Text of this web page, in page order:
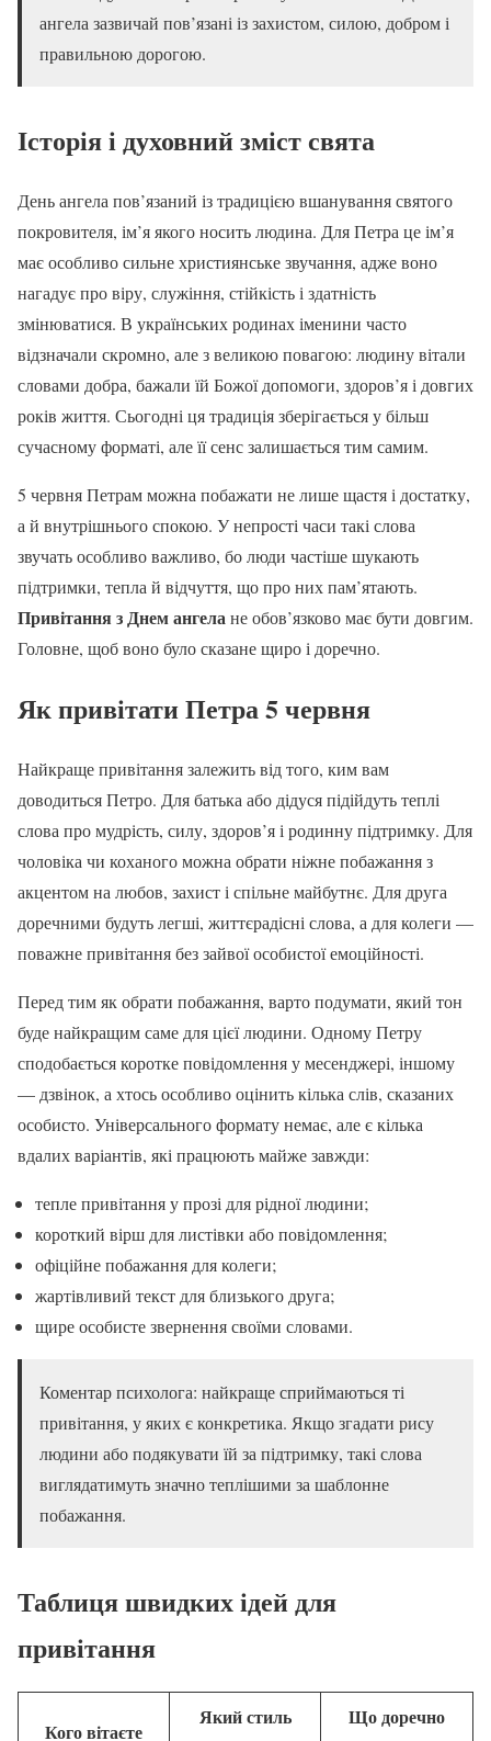
ангела зазвичай пов’язані із захистом, силою, добром і
правильною дорогою.
Історія і духовний зміст свята
День ангела пов’язаний із традицією вшанування святого
покровителя, ім’я якого носить людина. Для Петра це ім’я
має особливо сильне християнське звучання, адже воно
нагадує про віру, служіння, стійкість і здатність
змінюватися. В українських родинах іменини часто
відзначали скромно, але з великою повагою: людину вітали
словами добра, бажали їй Божої допомоги, здоров’я і довгих
років життя. Сьогодні ця традиція зберігається у більш
сучасному форматі, але її сенс залишається тим самим.
5 червня Петрам можна побажати не лише щастя і достатку,
а й внутрішнього спокою. У непрості часи такі слова
звучать особливо важливо, бо люди частіше шукають
підтримки, тепла й відчуття, що про них пам’ятають.
Привітання з Днем ангелане обов’язково має бути довгим.
Головне, щоб воно було сказане щиро і доречно.
Як привітати Петра 5 червня
Найкраще привітання залежить від того, ким вам
доводиться Петро. Для батька або дідуся підійдуть теплі
слова про мудрість, силу, здоров’я і родинну підтримку. Для
чоловіка чи коханого можна обрати ніжне побажання з
акцентом на любов, захист і спільне майбутнє. Для друга
доречними будуть легші, життєрадісні слова, а для колеги —
поважне привітання без зайвої особистої емоційності.
Перед тим як обрати побажання, варто подумати, який тон
буде найкращим саме для цієї людини. Одному Петру
сподобається коротке повідомлення у месенджері, іншому
— дзвінок, а хтось особливо оцінить кілька слів, сказаних
особисто. Універсального формату немає, але є кілька
вдалих варіантів, які працюють майже завжди:
тепле привітання у прозі для рідної людини;
короткий вірш для листівки або повідомлення;
офіційне побажання для колеги;
жартівливий текст для близького друга;
щире особисте звернення своїми словами.
Коментар психолога: найкраще сприймаються ті
привітання, у яких є конкретика. Якщо згадати рису
людини або подякувати їй за підтримку, такі слова
виглядатимуть значно теплішими за шаблонне
побажання.
Таблиця швидких ідей для
привітання
Кого вітаєте
Який стиль
Що доречно